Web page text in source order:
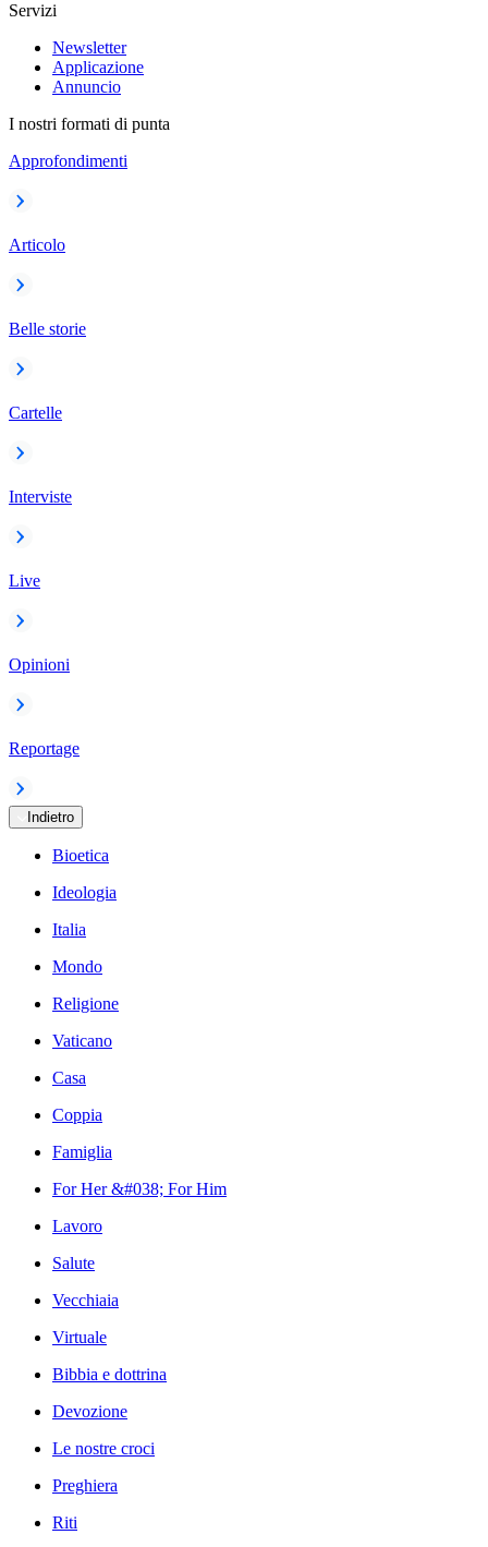
Servizi
Newsletter
Applicazione
Annuncio
I nostri formati di punta
Approfondimenti
Articolo
Belle storie
Cartelle
Interviste
Live
Opinioni
Reportage
Indietro
Bioetica
Ideologia
Italia
Mondo
Religione
Vaticano
Casa
Coppia
Famiglia
For Her &#038; For Him
Lavoro
Salute
Vecchiaia
Virtuale
Bibbia e dottrina
Devozione
Le nostre croci
Preghiera
Riti